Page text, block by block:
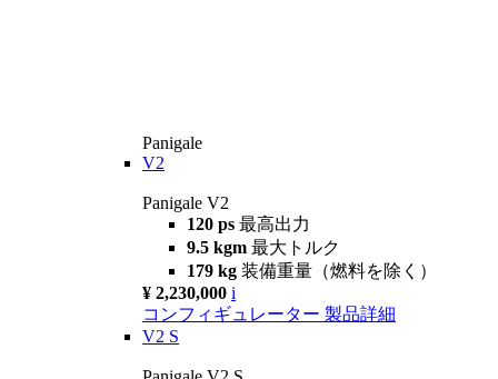
Panigale
V2
Panigale V2
120 ps 最高出力
9.5 kgm 最大トルク
179 kg 装備重量（燃料を除く）
¥ 2,230,000 i
コンフィギュレーター 製品詳細
V2 S